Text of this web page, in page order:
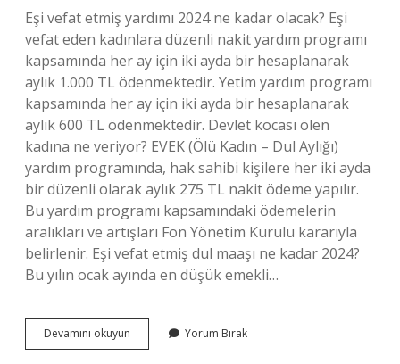
Eşi vefat etmiş yardımı 2024 ne kadar olacak? Eşi
vefat eden kadınlara düzenli nakit yardım programı
kapsamında her ay için iki ayda bir hesaplanarak
aylık 1.000 TL ödenmektedir. Yetim yardım programı
kapsamında her ay için iki ayda bir hesaplanarak
aylık 600 TL ödenmektedir. Devlet kocası ölen
kadına ne veriyor? EVEK (Ölü Kadın – Dul Aylığı)
yardım programında, hak sahibi kişilere her iki ayda
bir düzenli olarak aylık 275 TL nakit ödeme yapılır.
Bu yardım programı kapsamındaki ödemelerin
aralıkları ve artışları Fon Yönetim Kurulu kararıyla
belirlenir. Eşi vefat etmiş dul maaşı ne kadar 2024?
Bu yılın ocak ayında en düşük emekli…
Devamını okuyun
Ölen
Yorum Bırak